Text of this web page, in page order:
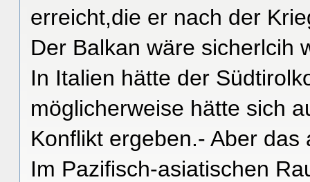
erreicht,die er nach der
Der Balkan wäre sicherlcih
In Italien hätte der
möglicherweise hätte sich
Konflikt ergeben.- Aber
Im Pazifisch-asiatischen